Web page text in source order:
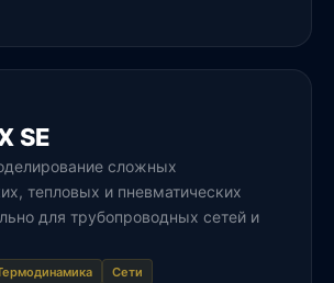
SE
сложных
тепловых и пневматических
для трубопроводных сетей и
Сети